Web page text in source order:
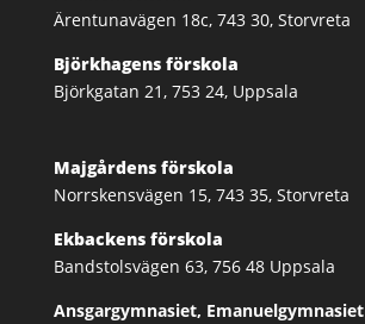
Ärentunavägen 18c, 743 30, Storvreta
Björkhagens förskola
Björkgatan 21, 753 24, Uppsala
Majgårdens förskola
Norrskensvägen 15, 743 35, Storvreta
Ekbackens förskola
Bandstolsvägen 63, 756 48 Uppsala
Ansgargymnasiet, Emanuelgymnasiet